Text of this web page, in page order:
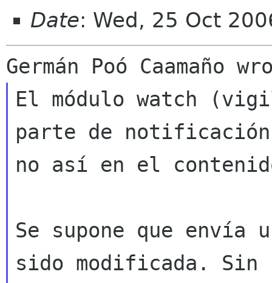
Date: Wed, 25 Oct
El módulo watch
parte de
no así en el
Se supone que envía
sido modificada. Sin